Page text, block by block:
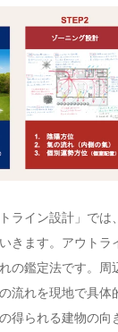
ライン設計」では
きます。アウトラ
の鑑定法です。周
流れを現地で具体
得られる建物の向